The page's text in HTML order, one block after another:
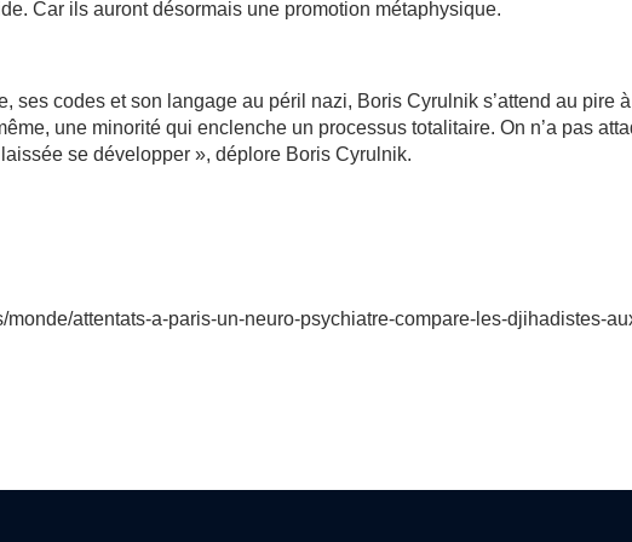
Car ils auront désormais une promotion métaphysique.
ses codes et son langage au péril nazi, Boris Cyrulnik s’attend au pire à
une minorité qui enclenche un processus totalitaire. On n’a pas
se développer », déplore Boris Cyrulnik.
attentats-a-paris-un-neuro-psychiatre-compare-les-djihadistes-